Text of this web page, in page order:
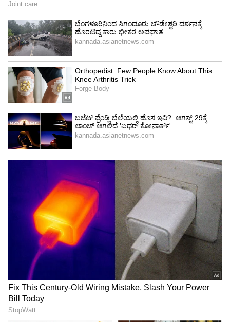
ಹಣದಲ್ಲೇ ಇಡೀ ಕುಟುಂಬದ ನಿರ್ವಹಣೆ ಮಾಡಬೇಕಿತ್ತು.
ಹೀಗಾಗಿ ಮುಸ್ತಫಾ ಹಾಗೂ ಅವರ ಸಹೋದರರು ಕೂಡ ಕಟ್ಟಿಗೆ
ಮಾರಾಟ ಸೇರಿದಂತೆ ಸಣ್ಣಪುಟ್ಟ ಕೆಲಸಗಳನ್ನು ಮಾಡೋದು
ಅನಿವಾರ್ಯವಾಗಿತ್ತು. ಮುಸ್ತಫಾಕೂಡ ಶಾಲೆಯ ಅವಧಿ
ಮುಗಿದ ಬಳಿಕ ಇಂಥ ಸಣ್ಣಪುಟ್ಟ ಕೆಲಸಗಳನ್ನು ಮಾಡಿ
ಕುಟುಂಬಕ್ಕೆ ನೆರವಾಗುತ್ತಿದ್ದರು. ಅಲ್ಲದೆ, ದುಡಿದ ಹಣದಲ್ಲಿ ಸ್ವಲ್ಪ
ಮೊತ್ತವನ್ನು ಉಳಿತಾಯ ಮಾಡುತ್ತಿದ್ದರು. ಹೀಗೆ ಉಳಿತಾಯ
ಮಾಡಿದ ಹಣದಲ್ಲಿ ಮುಸ್ತಫಾ ಒಂದು ಮೇಕೆ ಖರೀದಿಸಿದರು.
ಇದು ಅವರ ಕುಟುಂಬದ ಮೊದಲ ಆಸ್ತಿಯಾಗಿತ್ತು. ಆ ಬಳಿಕ
ಮೇಕೆ ಮಾರಿ ಹಸುವನ್ನು ಖರೀದಿಸಿದರು. ಈ ಹಸುವಿನ
ಹಾಲನ್ನು ಮಾರಿ ಬಂದ ಹಣದಿಂದ ಅವರ ಕುಟುಂಬ ಮೂರು
ಹೊತ್ತು ಹೊಟ್ಟೆ ತುಂಬಾ ಊಟ ಮಾಡಲು ಸಾಧ್ಯವಾಯಿತು.
ಕೇವಲ 50 ರೂ. ಇಟ್ಕೊಂಡು ಭಾರತ ತೊರೆದ ವ್ಯಕ್ತಿಯೀಗ
15,000 ಕೋಟಿಯ ಮಾಲೀಕ!
ಎನ್ ಐಟಿಯಲ್ಲಿ ಪದವಿ
ಪಾರ್ಟ್ ಟೈಂ ಉದ್ಯೋಗ ಕೂಡ ಮಾಡಿಕೊಂಡೇ ವಿದ್ಯಾಭ್ಯಾಸ
ಮುಂದುವರಿಸಿದ್ದ ಮುಸ್ತಫಾ, ಒಂದಿಷ್ಟು ಹಣವನ್ನು ಉಳಿತಾಯ
ಹಾಗೂ ಸಣ್ಣ ಹೂಡಿಕೆ ಮಾಡಿದ್ದರು. ಈ ಹಣವೇ ಅವರಿಗೆ